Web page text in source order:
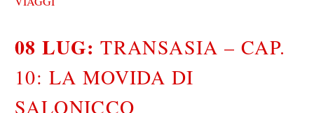
08 LUG:TRANSASIA – CAP.
10: LA MOVIDA DI
SALONICCO